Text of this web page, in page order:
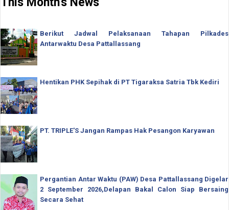
Berikut Jadwal Pelaksanaan Tahapan Pilkades
Antarwaktu Desa Pattallassang
Hentikan PHK Sepihak di PT Tigaraksa Satria Tbk Kediri
PT. TRIPLE'S Jangan Rampas Hak Pesangon Karyawan
Pergantian Antar Waktu (PAW) Desa Pattallassang Digelar
2 September 2026,Delapan Bakal Calon Siap Bersaing
Secara Sehat